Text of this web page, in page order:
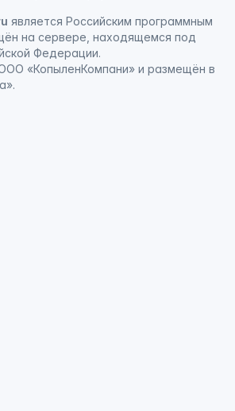
является Российским программным
на сервере, находящемся под
Федерации.
«КопыленКомпани» и размещён в